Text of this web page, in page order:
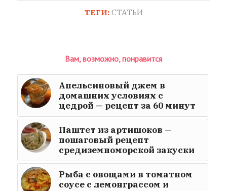
ТЕГИ: СТАТЬИ
Вам, возможно, понравится
Апельсиновый джем в
домашних условиях с
цедрой — рецепт за 60 минут
Паштет из артишоков —
пошаговый рецепт
средиземноморской закуски
Рыба с овощами в томатном
соусе с лемонграссом и